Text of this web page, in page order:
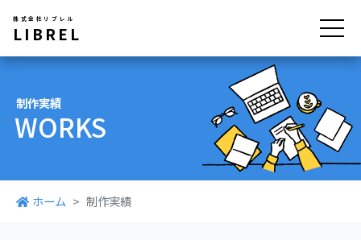
LIBREL
株式会社リブレル
制作実績
WORKS
ホーム 制作実績